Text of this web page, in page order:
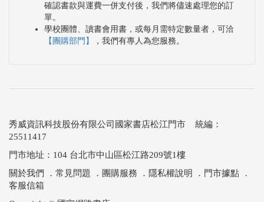
確認書款與運費一併支付後，我們將儘速處理您的訂
單。
學校團體、讀書會用書，或每月需特定數量者，可洽
【團購部門】
，我們有專人為您服務。
秀威資訊科技股份有限公司國家書店松江門市 統編：
25511417
門市地址：104 台北市中山區松江路209號1樓
關於我們
． 常見問題 ． 團購服務 ． 隱私權說明 ． 門市據點 ．
客服信箱